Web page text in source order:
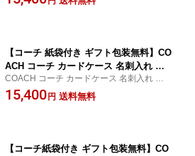
【コーチ 紙袋付き ギフト包装無料】CO
ACH コーチ カードケース 名刺入れ ク
ロスグレイン レザー CH-487 IMBLK ブ
ラック【新作モデル・新品】【楽ギフ_
COACH コーチ カードケース 名刺入れ レザ
ー【新作モデル・新品】
15,400 円 送料無料
【コーチ紙袋付き ギフト包装無料】CO